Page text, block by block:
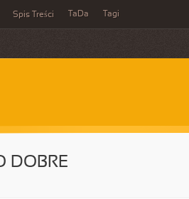
Spis Treści TaDa Tagi
DOBRE